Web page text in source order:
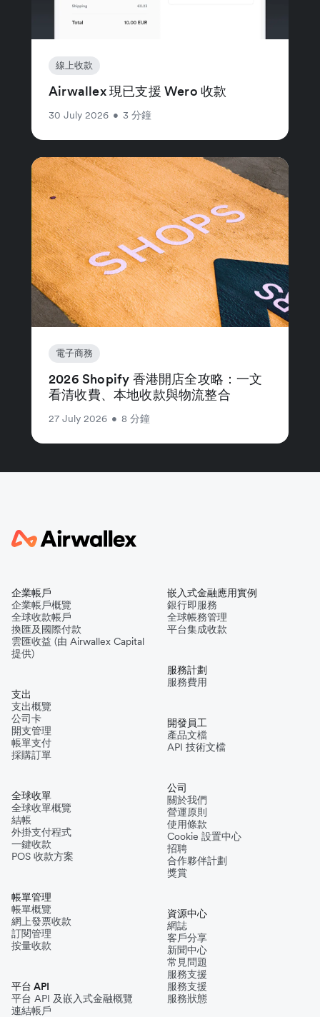
線上收款
Airwallex 現已支援 Wero 收款
30 July 2026 • 3 分鐘
電子商務
2026 Shopify 香港開店全攻略：一文
看清收費、本地收款與物流整合
27 July 2026 • 8 分鐘
企業帳戶
企業帳戶概覽
全球收款帳戶
換匯及國際付款
雲匯收益 (由 Airwallex Capital
提供)
支出
支出概覽
公司卡
開支管理
帳單支付
採購訂單
全球收單
全球收單概覽
結帳
外掛支付程式
一鍵收款
POS 收款方案
帳單管理
帳單概覽
網上發票收款
訂閱管理
按量收款
平台 API
平台 API 及嵌入式金融概覽
連結帳戶
嵌入式金融應用實例
銀行即服務
全球帳務管理
平台集成收款
服務計劃
服務費用
開發員工
產品文檔
API 技術文檔
公司
關於我們
營運原則
使用條款
Cookie 設置中心
招聘
合作夥伴計劃
獎賞
資源中心
網誌
客戶分享
新聞中心
常見問題
服務支援
服務支援
服務狀態